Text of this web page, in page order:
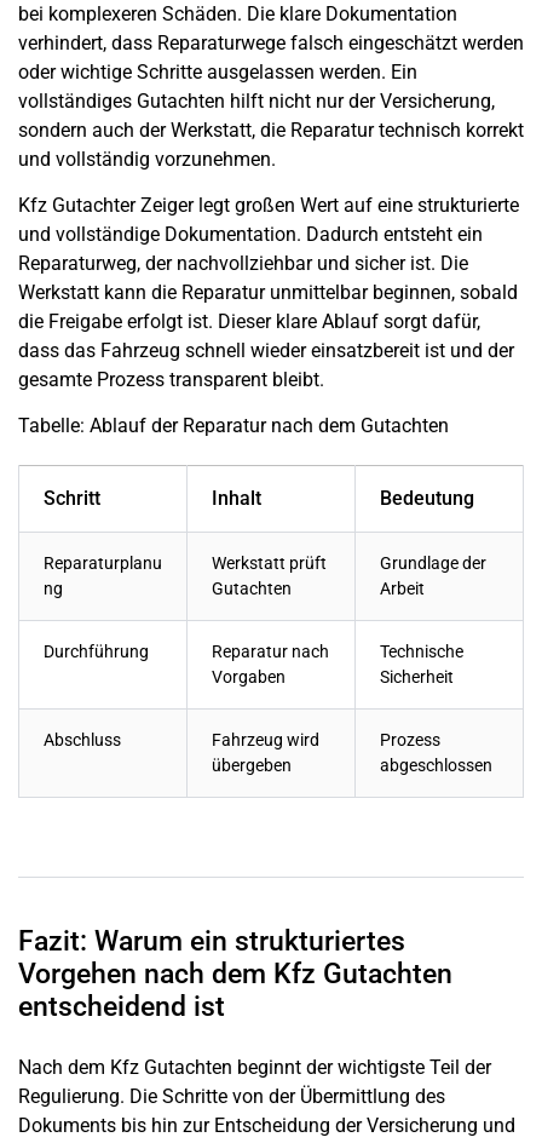
bei komplexeren Schäden. Die klare Dokumentation
verhindert, dass Reparaturwege falsch eingeschätzt werden
oder wichtige Schritte ausgelassen werden. Ein
vollständiges Gutachten hilft nicht nur der Versicherung,
sondern auch der Werkstatt, die Reparatur technisch korrekt
und vollständig vorzunehmen.
Kfz Gutachter Zeiger legt großen Wert auf eine strukturierte
und vollständige Dokumentation. Dadurch entsteht ein
Reparaturweg, der nachvollziehbar und sicher ist. Die
Werkstatt kann die Reparatur unmittelbar beginnen, sobald
die Freigabe erfolgt ist. Dieser klare Ablauf sorgt dafür,
dass das Fahrzeug schnell wieder einsatzbereit ist und der
gesamte Prozess transparent bleibt.
Tabelle: Ablauf der Reparatur nach dem Gutachten
Schritt Inhalt Bedeutung
Reparaturplanu
ng
Werkstatt prüft
Gutachten
Grundlage der
Arbeit
Durchführung
Reparatur nach
Vorgaben
Technische
Sicherheit
Abschluss
Fahrzeug wird
übergeben
Prozess
abgeschlossen
Fazit: Warum ein strukturiertes
Vorgehen nach dem Kfz Gutachten
entscheidend ist
Nach dem Kfz Gutachten beginnt der wichtigste Teil der
Regulierung. Die Schritte von der Übermittlung des
Dokuments bis hin zur Entscheidung der Versicherung und